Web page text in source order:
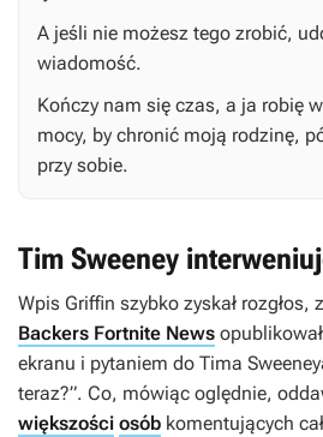
A jeśli nie możesz tego zrobić,
wiadomość.
Kończy nam się czas, a ja robię
mocy, by chronić moją rodzinę,
przy sobie.
Tim Sweeney
Wpis Griffin szybko zyskał rozgłos,
Backers Fortnite News
ekranu i pytaniem do Tima
teraz?”. Co, mówiąc oględnie,
większości osób komentujących